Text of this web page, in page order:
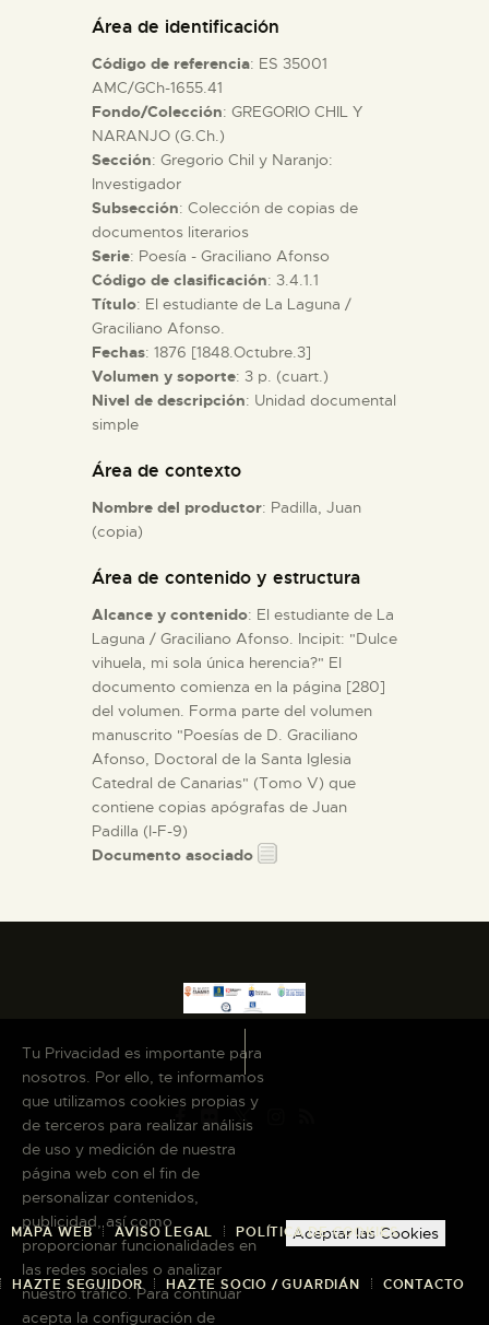
ACTIVIDADES
█
EL MUSEO
COLECCIONES
DIDÁCTICA
ESPAÑOL
Área de identificación
Código de referencia: ES 35001
AMC/GCh-1655.41
Fondo/Colección: GREGORIO CHIL Y
NARANJO (G.Ch.)
Sección: Gregorio Chil y Naranjo:
Investigador
Subsección: Colección de copias de
documentos literarios
Serie: Poesía - Graciliano Afonso
Código de clasificación: 3.4.1.1
Título: El estudiante de La Laguna /
Graciliano Afonso.
Fechas: 1876 [1848.Octubre.3]
Volumen y soporte: 3 p. (cuart.)
Nivel de descripción: Unidad documental
simple
Área de contexto
Nombre del productor: Padilla, Juan
(copia)
Área de contenido y estructura
Alcance y contenido: El estudiante de La
Laguna / Graciliano Afonso. Incipit: "Dulce
vihuela, mi sola única herencia?" El
documento comienza en la página [280]
del volumen. Forma parte del volumen
manuscrito "Poesías de D. Graciliano
Afonso, Doctoral de la Santa Iglesia
Catedral de Canarias" (Tomo V) que
contiene copias apógrafas de Juan
Padilla (I-F-9)
Documento asociado
MAPA WEB AVISO LEGAL POLÍTICA DE COOKIES
HAZTE SEGUIDOR HAZTE SOCIO / GUARDIÁN CONTACTO
Tu Privacidad es importante para
nosotros. Por ello, te informamos
que utilizamos cookies propias y
de terceros para realizar análisis
de uso y medición de nuestra
página web con el fin de
personalizar contenidos,
publicidad, así como
proporcionar funcionalidades en
las redes sociales o analizar
nuestro tráfico. Para continuar
acepta la configuración de
Aceptar las Cookies